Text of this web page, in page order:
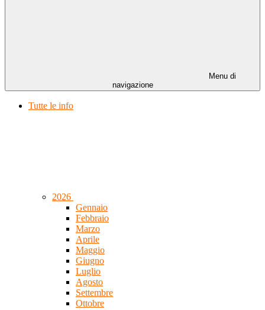
Menu di
navigazione
Tutte le info
2026
Gennaio
Febbraio
Marzo
Aprile
Maggio
Giugno
Luglio
Agosto
Settembre
Ottobre